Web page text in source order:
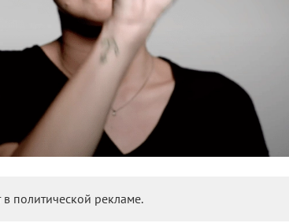
политической рекламе.